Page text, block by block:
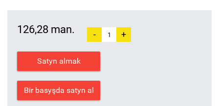
126,28 man. - +
Satyn almak
Bir basyşda satyn al